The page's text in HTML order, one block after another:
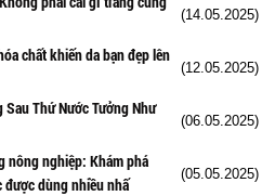
(14.05.2025)
chất khiến da bạn đẹp lên
(12.05.2025)
Thứ Nước Tưởng Như
(06.05.2025)
nông nghiệp: Khám phá
dùng nhiều nhấ
(05.05.2025)